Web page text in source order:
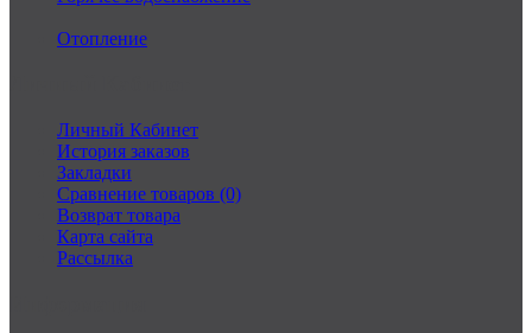
Отопление
Личный Кабинет
История заказов
Закладки
Сравнение товаров (0)
Возврат товара
Карта сайта
Рассылка